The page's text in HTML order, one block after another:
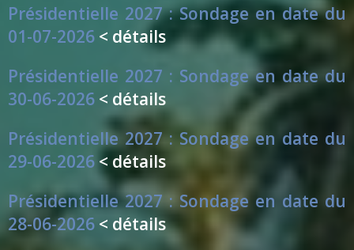
Présidentielle 2027 : Sondage en date du
01-07-2026 < détails
Présidentielle 2027 : Sondage en date du
30-06-2026 < détails
Présidentielle 2027 : Sondage en date du
29-06-2026 < détails
Présidentielle 2027 : Sondage en date du
28-06-2026 < détails